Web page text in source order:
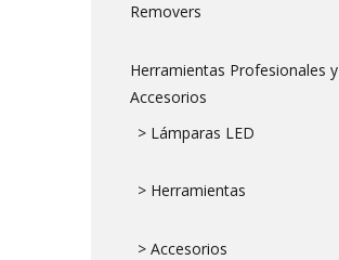
Removers
Herramientas Profesionales y
Accesorios
> Lámparas LED
> Herramientas
> Accesorios